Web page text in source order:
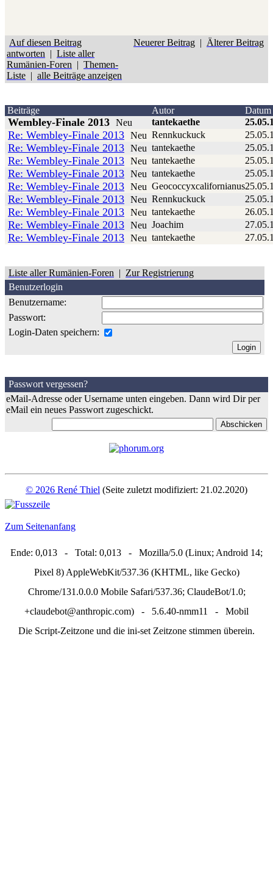
Auf diesen Beitrag
antworten | Liste aller
Rumänien-Foren | Themen-
Liste | alle Beiträge anzeigen
Neuerer Beitrag | Älterer Beitrag
Beiträge Autor Datum
Wembley-Finale 2013 Neu tantekaethe
Re: Wembley-Finale 2013 Neu Rennkuckuck
Re: Wembley-Finale 2013 Neu tantekaethe
Re: Wembley-Finale 2013 Neu tantekaethe
Re: Wembley-Finale 2013 Neu tantekaethe
Re: Wembley-Finale 2013 Neu Geococcyxcalifornianus
Re: Wembley-Finale 2013 Neu Rennkuckuck
Re: Wembley-Finale 2013 Neu tantekaethe
Re: Wembley-Finale 2013 Neu Joachim
Re: Wembley-Finale 2013 Neu tantekaethe
Liste aller Rumänien-Foren | Zur Registrierung
Benutzerlogin
Benutzername:
Passwort:
Login-Daten speichern:
Passwort vergessen?
eMail-Adresse oder Username unten eingeben. Dann wird Dir per
eMail ein neues Passwort zugeschickt.
© 2026 René Thiel (Seite zuletzt modifiziert: 21.02.2020)
Zum Seitenanfang
Ende: 0,013 - Total: 0,013 - Mozilla/5.0 (Linux; Android 14;
Pixel 8) AppleWebKit/537.36 (KHTML, like Gecko)
Chrome/131.0.0.0 Mobile Safari/537.36; ClaudeBot/1.0;
+claudebot@anthropic.com) - 5.6.40-nmm11 - Mobil
Die Script-Zeitzone und die ini-set Zeitzone stimmen überein.